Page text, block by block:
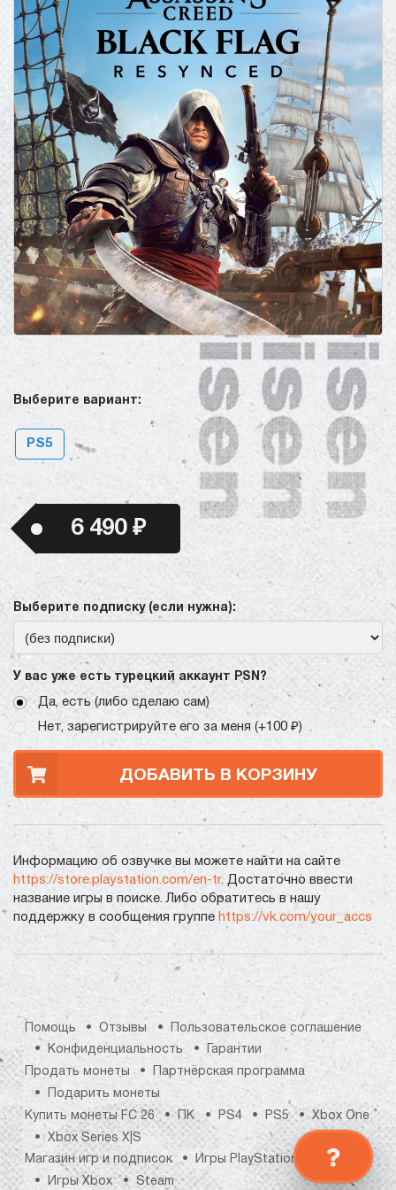
Выберите вариант:
PS5
6 490 ₽
Выберите подписку (если нужна):
У вас уже есть турецкий аккаунт PSN?
Да, есть (либо сделаю сам)
Нет, зарегистрируйте его за меня (+100 ₽)
ДОБАВИТЬ В КОРЗИНУ
Информацию об озвучке вы можете найти на сайте
https://store.playstation.com/en-tr. Достаточно ввести
название игры в поиске. Либо обратитесь в нашу
поддержку в сообщения группе https://vk.com/your_accs
Помощь Отзывы
Пользовательское соглашение
Конфиденциальность
Гарантии
Продать монеты
Партнёрская программа
Подарить монеты
Купить монеты FC 26
ПК PS4 PS5
Xbox One
Xbox Series X|S
Магазин игр и подписок
Игры PlayStation
Игры Xbox
Steam